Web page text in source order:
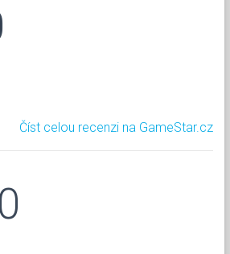
Číst celou recenzi na GameStar.cz